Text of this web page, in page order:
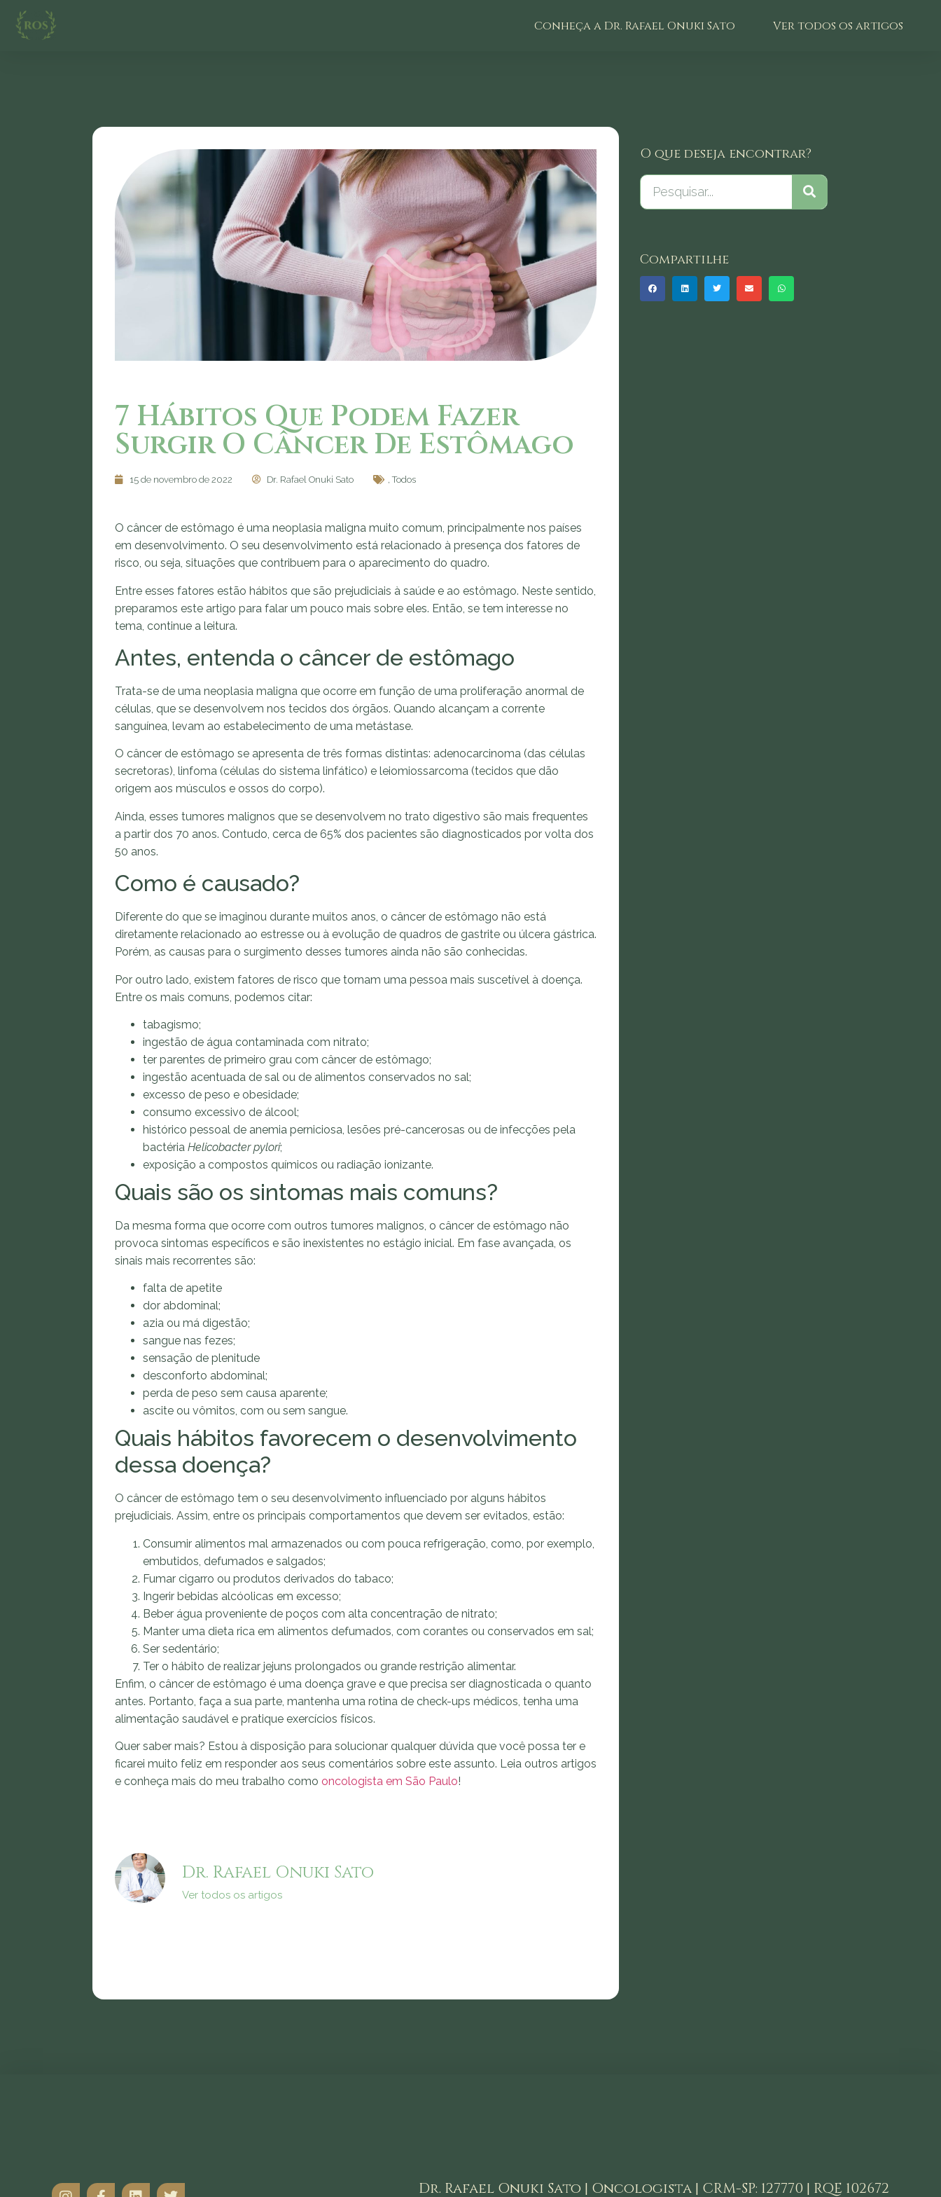
Conheça a Dr. Rafael Onuki Sato Ver todos os artigos
7 Hábitos Que Podem Fazer
Surgir O Câncer De Estômago
15 de novembro de 2022 Dr. Rafael Onuki Sato , Todos
O câncer de estômago é uma neoplasia maligna muito comum, principalmente nos países
em desenvolvimento. O seu desenvolvimento está relacionado à presença dos fatores de
risco, ou seja, situações que contribuem para o aparecimento do quadro.
Entre esses fatores estão hábitos que são prejudiciais à saúde e ao estômago. Neste sentido,
preparamos este artigo para falar um pouco mais sobre eles. Então, se tem interesse no
tema, continue a leitura.
Antes, entenda o câncer de estômago
Trata-se de uma neoplasia maligna que ocorre em função de uma proliferação anormal de
células, que se desenvolvem nos tecidos dos órgãos. Quando alcançam a corrente
sanguínea, levam ao estabelecimento de uma metástase.
O câncer de estômago se apresenta de três formas distintas: adenocarcinoma (das células
secretoras), linfoma (células do sistema linfático) e leiomiossarcoma (tecidos que dão
origem aos músculos e ossos do corpo).
Ainda, esses tumores malignos que se desenvolvem no trato digestivo são mais frequentes
a partir dos 70 anos. Contudo, cerca de 65% dos pacientes são diagnosticados por volta dos
50 anos.
Como é causado?
Diferente do que se imaginou durante muitos anos, o câncer de estômago não está
diretamente relacionado ao estresse ou à evolução de quadros de gastrite ou úlcera gástrica.
Porém, as causas para o surgimento desses tumores ainda não são conhecidas.
Por outro lado, existem fatores de risco que tornam uma pessoa mais suscetível à doença.
Entre os mais comuns, podemos citar:
tabagismo;
ingestão de água contaminada com nitrato;
ter parentes de primeiro grau com câncer de estômago;
ingestão acentuada de sal ou de alimentos conservados no sal;
excesso de peso e obesidade;
consumo excessivo de álcool;
histórico pessoal de anemia perniciosa, lesões pré-cancerosas ou de infecções pela
bactéria Helicobacter pylori;
exposição a compostos químicos ou radiação ionizante.
Quais são os sintomas mais comuns?
Da mesma forma que ocorre com outros tumores malignos, o câncer de estômago não
provoca sintomas específicos e são inexistentes no estágio inicial. Em fase avançada, os
sinais mais recorrentes são:
falta de apetite
dor abdominal;
azia ou má digestão;
sangue nas fezes;
sensação de plenitude
desconforto abdominal;
perda de peso sem causa aparente;
ascite ou vômitos, com ou sem sangue.
Quais hábitos favorecem o desenvolvimento
dessa doença?
O câncer de estômago tem o seu desenvolvimento influenciado por alguns hábitos
prejudiciais. Assim, entre os principais comportamentos que devem ser evitados, estão:
Consumir alimentos mal armazenados ou com pouca refrigeração, como, por exemplo,
embutidos, defumados e salgados;
Fumar cigarro ou produtos derivados do tabaco;
Ingerir bebidas alcóolicas em excesso;
Beber água proveniente de poços com alta concentração de nitrato;
Manter uma dieta rica em alimentos defumados, com corantes ou conservados em sal;
Ser sedentário;
Ter o hábito de realizar jejuns prolongados ou grande restrição alimentar.
Enfim, o câncer de estômago é uma doença grave e que precisa ser diagnosticada o quanto
antes. Portanto, faça a sua parte, mantenha uma rotina de check-ups médicos, tenha uma
alimentação saudável e pratique exercícios físicos.
Quer saber mais? Estou à disposição para solucionar qualquer dúvida que você possa ter e
ficarei muito feliz em responder aos seus comentários sobre este assunto. Leia outros artigos
e conheça mais do meu trabalho como oncologista em São Paulo!
Dr. Rafael Onuki Sato
Ver todos os artigos
O que deseja encontrar?
Compartilhe
Dr. Rafael Onuki Sato | Oncologista | CRM-SP: 127770 | RQE 102672